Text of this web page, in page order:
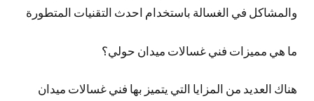
والمشاكل في الغسالة باستخدام احدث التقنيات المتطورة
ما هي مميزات فني غسالات ميدان حولي؟
هناك العديد من المزايا التي يتميز بها فني غسالات ميدان